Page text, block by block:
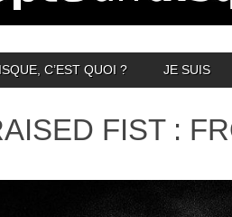
C’EST QUOI ? JE SUIS
FIST :